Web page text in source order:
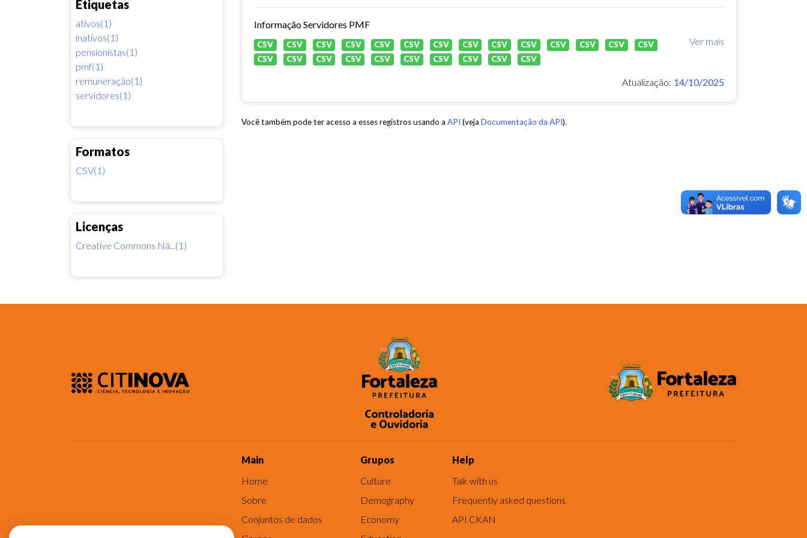
Etiquetas
ativos(1)
inativos(1)
pensionistas(1)
pmf(1)
remuneração(1)
servidores(1)
Formatos
CSV(1)
Licenças
Creative Commons Nã...(1)
Informação Servidores PMF
Ver mais
CSV CSV CSV CSV CSV CSV CSV CSV CSV CSV CSV CSV CSV
CSV
CSV
CSV CSV CSV CSV CSV CSV CSV CSV CSV
Atualização: 14/10/2025
Você também pode ter acesso a esses registros usando a API (veja Documentação da API).
Main
Home
Sobre
Conjuntos de dados
Grupos
Culture
Demography
Economy
Help
Talk with us
Frequently asked questions
API CKAN